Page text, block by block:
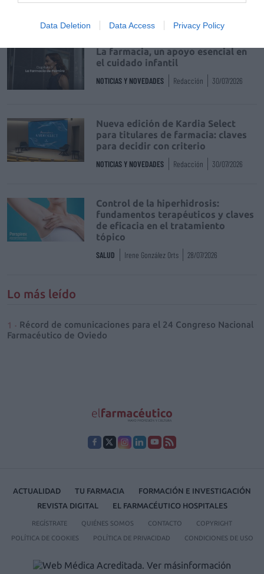
Data Deletion Data Access Privacy Policy
La farmacia, un apoyo esencial en
el cuidado infantil
NOTICIAS Y NOVEDADES Redacción 30/07/2026
Nueva edición de Kardia Select
para titulares de farmacia: claves
para decidir con criterio
NOTICIAS Y NOVEDADES Redacción 30/07/2026
Control de la hiperhidrosis:
fundamentos terapéuticos y claves
de eficacia en el tratamiento
tópico
SALUD Irene González Orts 28/07/2026
Lo más leído
Récord de comunicaciones para el 24 Congreso Nacional
Farmacéutico de Oviedo
ACTUALIDAD TU FARMACIA
FORMACIÓN E INVESTIGACIÓN
REVISTA DIGITAL
EL FARMACÉUTICO HOSPITALES
REGÍSTRATE QUIÉNES SOMOS CONTACTO COPYRIGHT
POLÍTICA DE COOKIES POLÍTICA DE PRIVACIDAD CONDICIONES DE USO